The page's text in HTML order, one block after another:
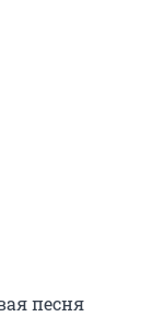
песня